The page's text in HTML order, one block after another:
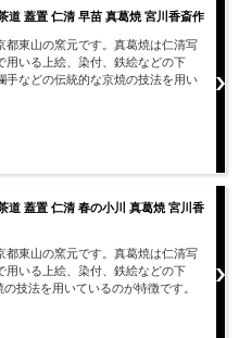
道 蓋置 仁清 早苗 真葛焼 宮川香斎作
都東山の窯元です。真葛焼は仁清写
用いる上絵、染付、鉄絵などの下
手などの伝統的な京焼の技法を用い
道 蓋置 仁清 春の小川 真葛焼 宮川香
都東山の窯元です。真葛焼は仁清写
用いる上絵、染付、鉄絵などの下
技法を用いているのが特徴です。